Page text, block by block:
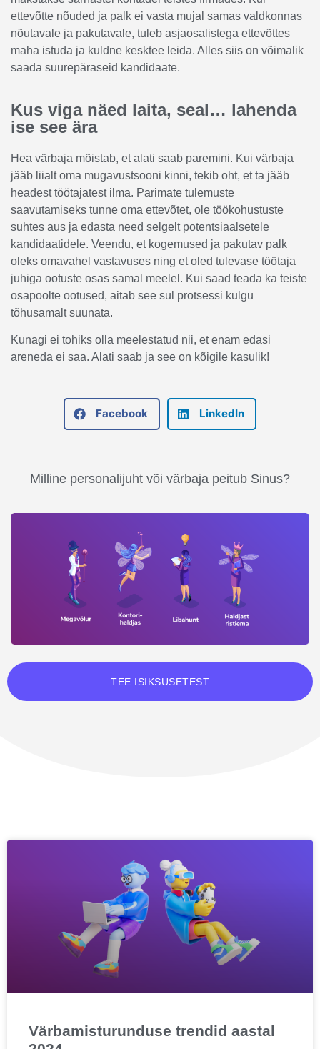
ettevõtte nõuded ja palk ei vasta mujal samas valdkonnas
nõutavale ja pakutavale, tuleb asjaosalistega ettevõttes
maha istuda ja kuldne kesktee leida. Alles siis on võimalik
saada suurepäraseid kandidaate.
Kus viga näed laita, seal… lahenda
ise see ära
Hea värbaja mõistab, et alati saab paremini. Kui värbaja
jääb liialt oma mugavustsooni kinni, tekib oht, et ta jääb
headest töötajatest ilma. Parimate tulemuste
saavutamiseks tunne oma ettevõtet, ole töökohustuste
suhtes aus ja edasta need selgelt potentsiaalsetele
kandidaatidele. Veendu, et kogemused ja pakutav palk
oleks omavahel vastavuses ning et oled tulevase töötaja
juhiga ootuste osas samal meelel. Kui saad teada ka teiste
osapoolte ootused, aitab see sul protsessi kulgu
tõhusamalt suunata.
Kunagi ei tohiks olla meelestatud nii, et enam edasi
areneda ei saa. Alati saab ja see on kõigile kasulik!
Facebook LinkedIn
Milline personalijuht või värbaja peitub Sinus?
TEE ISIKSUSETEST
Värbamisturunduse trendid aastal